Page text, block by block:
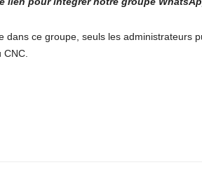
dans ce groupe, seuls les administrateurs